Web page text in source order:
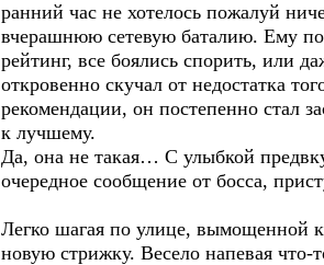
ранний час не хотелось пожалуй
вчерашнюю сетевую баталию. Ему
рейтинг, все боялись спорить, или
откровенно скучал от недостатка
рекомендации, он постепенно стал
к лучшему.
Да, она не такая… С улыбкой
очередное сообщение от босса,
Легко шагая по улице, вымощенной
новую стрижку. Весело напевая